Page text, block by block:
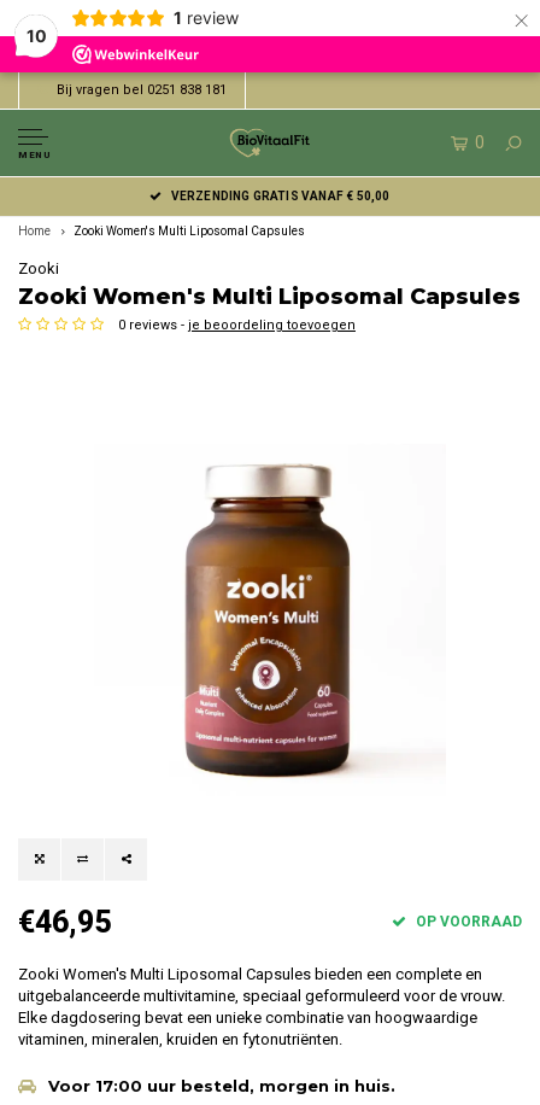
10
1 review ×
Bij vragen bel 0251 838 181
MENU
0
VERZENDING GRATIS VANAF € 50,00
Home Zooki Women's Multi Liposomal Capsules
Zooki
Zooki Women's Multi Liposomal Capsules
0 reviews - je beoordeling toevoegen
€46,95 OP VOORRAAD
Zooki Women's Multi Liposomal Capsules bieden een complete en
uitgebalanceerde multivitamine, speciaal geformuleerd voor de vrouw.
Elke dagdosering bevat een unieke combinatie van hoogwaardige
vitaminen, mineralen, kruiden en fytonutriënten.
Voor 17:00 uur besteld, morgen in huis.